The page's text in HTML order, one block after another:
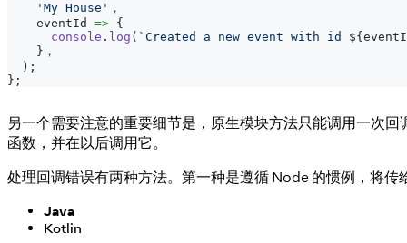
'My House' ，
    eventId
=> {
console . log ( ` Created a new event with id ${
} ，
) ;
} ;
另一个需要注意的重要细节是，原生模块方法只能调用一次
函数，并在以后调用它。
处理回调错误有两种方法。第一种是遵循 Node 的惯例，将
Java
Kotlin